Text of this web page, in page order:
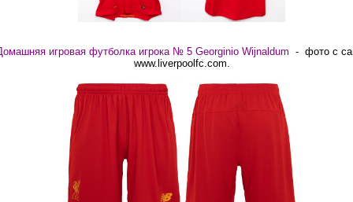
игровая футболка игрока № 5 Georginio Wijnaldum - фото с
www.liverpoolfc.com.